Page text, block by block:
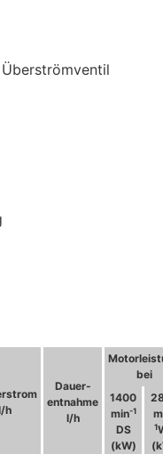
h
Dauer-
entnahme
l/h
bei
1400
min-1
DS
(kW)
1